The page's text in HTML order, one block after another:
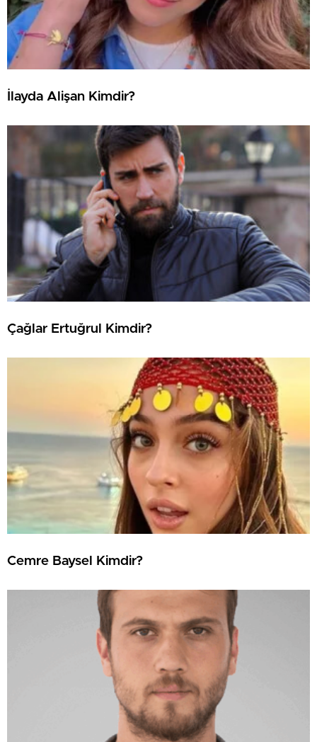
İlayda Alişan Kimdir?
Çağlar Ertuğrul Kimdir?
Cemre Baysel Kimdir?